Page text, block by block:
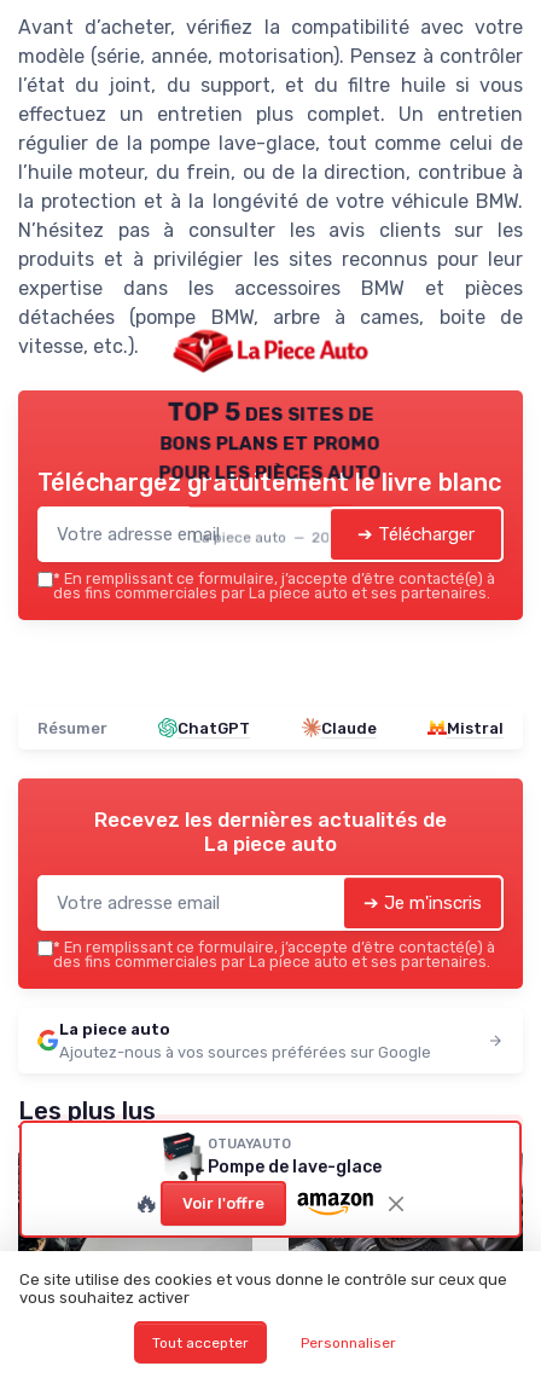
Avant d’acheter, vérifiez la compatibilité avec votre
modèle (série, année, motorisation). Pensez à contrôler
l’état du joint, du support, et du filtre huile si vous
effectuez un entretien plus complet. Un entretien
régulier de la pompe lave-glace, tout comme celui de
l’huile moteur, du frein, ou de la direction, contribue à
la protection et à la longévité de votre véhicule BMW.
N’hésitez pas à consulter les avis clients sur les
produits et à privilégier les sites reconnus pour leur
expertise dans les accessoires BMW et pièces
détachées (pompe BMW, arbre à cames, boite de
vitesse, etc.).
TOP 5 des sites de
bons plans et promo
pour les pièces auto
La piece auto — 2026
Téléchargez gratuitement le livre blanc
➔ Télécharger
* En remplissant ce formulaire, j’accepte d’être contacté(e) à
des fins commerciales par La piece auto et ses partenaires.
Résumer ChatGPT Claude Mistral
Recevez les dernières actualités de
La piece auto
➔ Je m'inscris
* En remplissant ce formulaire, j’accepte d’être contacté(e) à
des fins commerciales par La piece auto et ses partenaires.
La piece auto
Ajoutez-nous à vos sources préférées sur Google
Les plus lus
OTUAYAUTO
Pompe de lave-glace
🔥 Voir l'offre
Ce site utilise des cookies et vous donne le contrôle sur ceux que
vous souhaitez activer
Tout accepter Personnaliser